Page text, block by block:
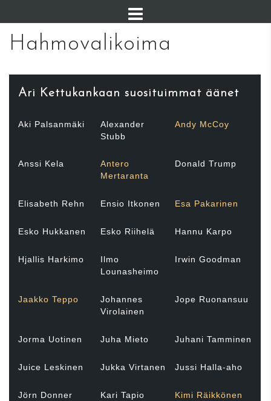
Hahmovalikoima
Ari Kettukankaan suosituimmat äänet
Aki Palsanmäki
Alexander
Stubb
Andy McCoy
Anssi Kela
Antero
Mertaranta
Donald Trump
Elisabeth Rehn Ensio Itkonen Esa Pakarinen
Esko Hukkanen Esko Riihelä Hannu Karpo
Hjallis Harkimo
Ilmo
Lounasheimo
Irwin Goodman
Jaakko Teppo
Johannes
Virolainen
Jope Ruonansuu
Jorma Uotinen Juha Mieto Juhani Tamminen
Juice Leskinen Jukka Virtanen Jussi Halla-aho
Jörn Donner Kari Tapio Kimi Räikkönen